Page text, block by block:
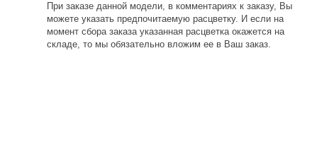
При заказе данной модели, в комментариях к заказу, Вы
можете указать предпочитаемую расцветку. И если на
момент сбора заказа указанная расцветка окажется на
складе, то мы обязательно вложим ее в Ваш заказ.